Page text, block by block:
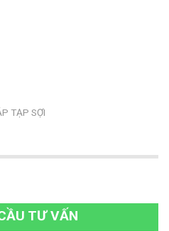
TẠP SỢI
TƯ VẤN